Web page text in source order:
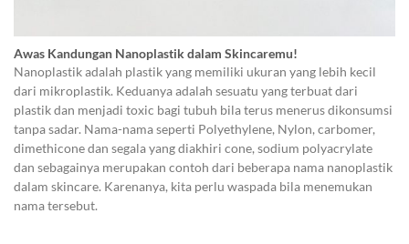
Awas Kandungan Nanoplastik dalam Skincaremu!
Nanoplastik adalah plastik yang memiliki ukuran yang lebih kecil
dari mikroplastik. Keduanya adalah sesuatu yang terbuat dari
plastik dan menjadi toxic bagi tubuh bila terus menerus dikonsumsi
tanpa sadar. Nama-nama seperti Polyethylene, Nylon, carbomer,
dimethicone dan segala yang diakhiri cone, sodium polyacrylate
dan sebagainya merupakan contoh dari beberapa nama nanoplastik
dalam skincare. Karenanya, kita perlu waspada bila menemukan
nama tersebut.